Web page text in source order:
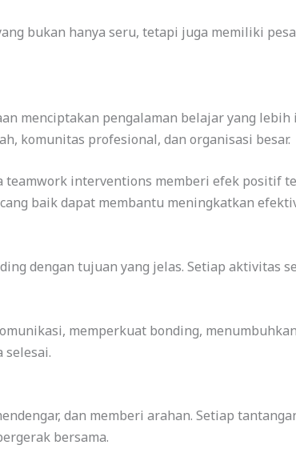
bukan hanya seru, tetapi juga memiliki
menciptakan pengalaman belajar yang
komunitas profesional, dan organisasi besar.
teamwork interventions memberi efek positif
baik dapat membantu meningkatkan
dengan tujuan yang jelas. Setiap aktivitas
memperkuat bonding,
selesai.
dan memberi arahan. Setiap
bersama.